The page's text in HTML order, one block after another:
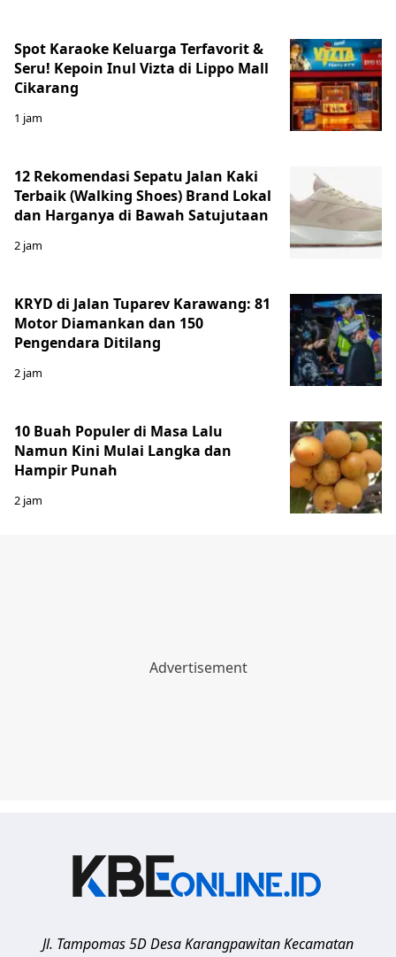
Spot Karaoke Keluarga Terfavorit &
Seru! Kepoin Inul Vizta di Lippo Mall
Cikarang
1 jam
12 Rekomendasi Sepatu Jalan Kaki
Terbaik (Walking Shoes) Brand Lokal
dan Harganya di Bawah Satujutaan
2 jam
KRYD di Jalan Tuparev Karawang: 81
Motor Diamankan dan 150
Pengendara Ditilang
2 jam
10 Buah Populer di Masa Lalu
Namun Kini Mulai Langka dan
Hampir Punah
2 jam
Jl. Tampomas 5D Desa Karangpawitan Kecamatan